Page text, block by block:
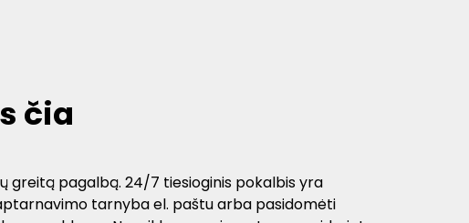
čia
greitą pagalbą. 24/7 tiesioginis pokalbis yra
tarnyba el. paštu arba pasidomėti